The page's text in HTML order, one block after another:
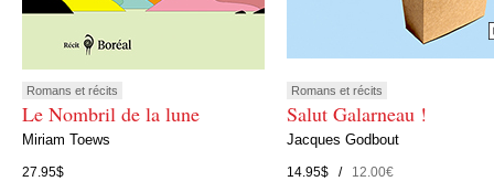
Romans et récits
Le Nombril de la lune
Miriam Toews
27.95$
Romans et récits
Salut Galarneau !
Jacques Godbout
14.95$ /12.00€